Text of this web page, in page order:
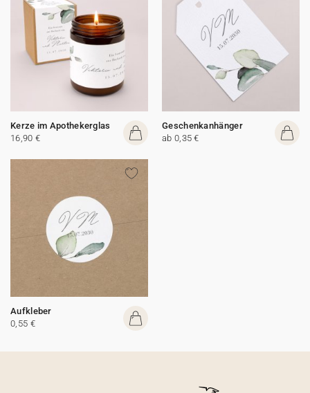
Kerze im Apothekerglas
16,90 €
Geschenkanhänger
ab 0,35 €
Aufkleber
0,55 €